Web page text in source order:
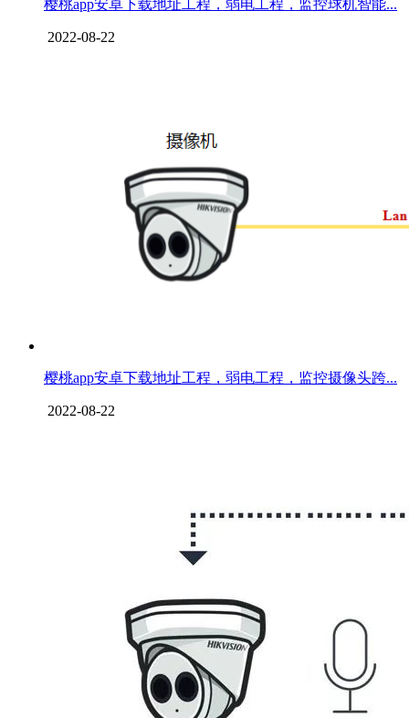
樱桃app安卓下载地址工程，弱电工程，监控球机智能...
2022-08-22
樱桃app安卓下载地址工程，弱电工程，监控摄像头跨...
2022-08-22